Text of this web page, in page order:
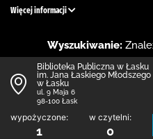
Więcej informacji
Wyszukiwanie:
Biblioteka Publiczna w Łasku
im. Jana Łaskiego Młodszego
w Łasku
ul. 9 Maja 6
98-100 Łask
wypożyczone:
1
w czytelni:
0